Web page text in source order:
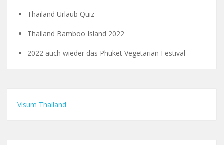
Thailand Urlaub Quiz
Thailand Bamboo Island 2022
2022 auch wieder das Phuket Vegetarian Festival
Visum Thailand